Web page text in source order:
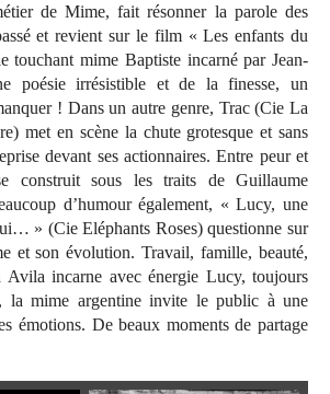
de Mime, fait résonner la parole des
et revient sur le film « Les enfants du
touchant mime Baptiste incarné par Jean-
poésie irrésistible et de la finesse, un
! Dans un autre genre, Trac (Cie La
met en scène la chute grotesque et sans
devant ses actionnaires. Entre peur et
construit sous les traits de Guillaume
d’humour également, « Lucy, une
» (Cie Eléphants Roses) questionne sur
et son évolution. Travail, famille, beauté,
incarne avec énergie Lucy, toujours
mime argentine invite le public à une
émotions. De beaux moments de partage